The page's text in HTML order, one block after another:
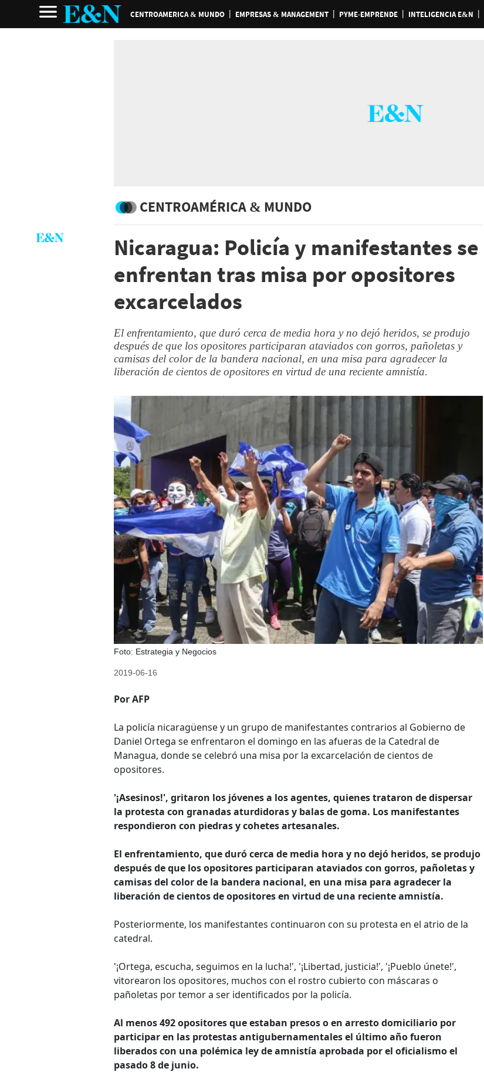
CENTROAMERICA & MUNDO EMPRESAS & MANAGEMENT PYME-EMPRENDE INTELIGENCIA E&N
CENTROAMÉRICA & MUNDO
Nicaragua: Policía y manifestantes se
enfrentan tras misa por opositores
excarcelados
El enfrentamiento, que duró cerca de media hora y no dejó heridos, se produjo
después de que los opositores participaran ataviados con gorros, pañoletas y
camisas del color de la bandera nacional, en una misa para agradecer la
liberación de cientos de opositores en virtud de una reciente amnistía.
Foto: Estrategia y Negocios
2019-06-16
Por AFP
La policía nicaragüense y un grupo de manifestantes contrarios al Gobierno de
Daniel Ortega se enfrentaron el domingo en las afueras de la Catedral de
Managua, donde se celebró una misa por la excarcelación de cientos de
opositores.
'¡Asesinos!', gritaron los jóvenes a los agentes, quienes trataron de dispersar
la protesta con granadas aturdidoras y balas de goma. Los manifestantes
respondieron con piedras y cohetes artesanales.
El enfrentamiento, que duró cerca de media hora y no dejó heridos, se produjo
después de que los opositores participaran ataviados con gorros, pañoletas y
camisas del color de la bandera nacional, en una misa para agradecer la
liberación de cientos de opositores en virtud de una reciente amnistía.
Posteriormente, los manifestantes continuaron con su protesta en el atrio de la
catedral.
'¡Ortega, escucha, seguimos en la lucha!', '¡Libertad, justicia!', '¡Pueblo únete!',
vitorearon los opositores, muchos con el rostro cubierto con máscaras o
pañoletas por temor a ser identificados por la policía.
Al menos 492 opositores que estaban presos o en arresto domiciliario por
participar en las protestas antigubernamentales el último año fueron
liberados con una polémica ley de amnistía aprobada por el oficialismo el
pasado 8 de junio.